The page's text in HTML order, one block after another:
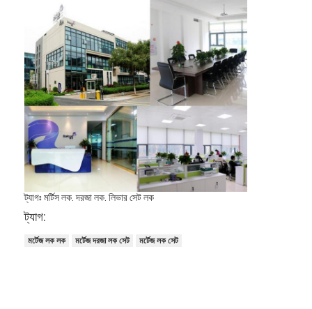
শেড দরজার তালা
দরজার আনুষাঙ্গিক হার্ডওয়্যার
সিলিন্ডার ডোর বোতাম
টিউবুলার লক
স্মার্ট ক্যাবিনেট লক
ধাতব স্লাইডিং দরজার লক
স্মার্ট ওয়াটার কল
ট্যাগঃ মর্টিস লক. দরজা লক. লিভার সেট লক
ট্যাগ:
মর্টেজ লক লক মর্টেজ দরজা লক সেট মর্টেজ লক সেট